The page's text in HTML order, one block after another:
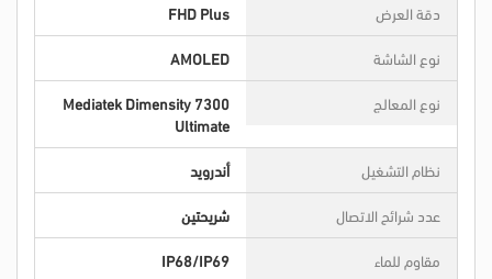
دقة العرض
FHD Plus
نوع الشاشة
AMOLED
نوع المعالج
Mediatek Dimensity 7300
Ultimate
نظام التشغيل
أندرويد
عدد شرائح الاتصال
شريحتين
مقاوم للماء
IP68/IP69